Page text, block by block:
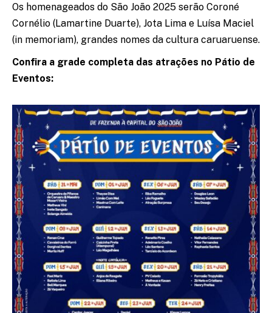
Os homenageados do São João 2025 serão Coroné
Cornélio (Lamartine Duarte), Jota Lima e Luísa Maciel
(in memoriam), grandes nomes da cultura caruaruense.
Confira a grade completa das atrações no Pátio de
Eventos: